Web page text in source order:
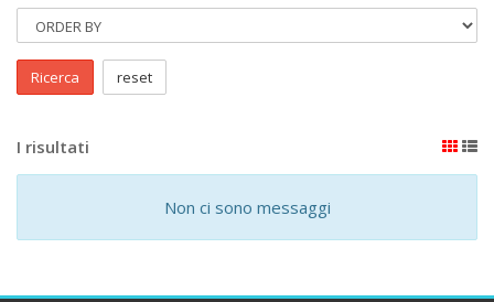
Ricerca reset
I risultati
Non ci sono messaggi